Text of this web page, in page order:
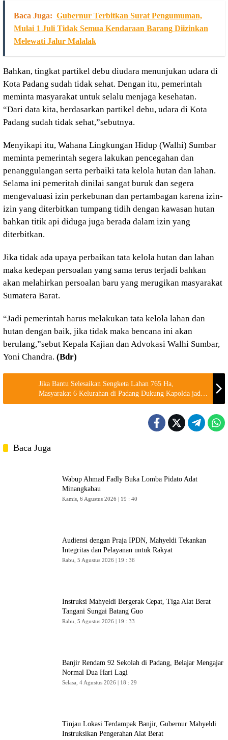
Baca Juga: Gubernur Terbitkan Surat Pengumuman,
Mulai 1 Juli Tidak Semua Kendaraan Barang Diizinkan
Melewati Jalur Malalak
Bahkan, tingkat partikel debu diudara menunjukan udara di
Kota Padang sudah tidak sehat. Dengan itu, pemerintah
meminta masyarakat untuk selalu menjaga kesehatan.
“Dari data kita, berdasarkan partikel debu, udara di Kota
Padang sudah tidak sehat,”sebutnya.
Menyikapi itu, Wahana Lingkungan Hidup (Walhi) Sumbar
meminta pemerintah segera lakukan pencegahan dan
penanggulangan serta perbaiki tata kelola hutan dan lahan.
Selama ini pemeritah dinilai sangat buruk dan segera
mengevaluasi izin perkebunan dan pertambagan karena izin-
izin yang diterbitkan tumpang tidih dengan kawasan hutan
bahkan titik api diduga juga berada dalam izin yang
diterbitkan.
Jika tidak ada upaya perbaikan tata kelola hutan dan lahan
maka kedepan persoalan yang sama terus terjadi bahkan
akan melahirkan persoalan baru yang merugikan masyarakat
Sumatera Barat.
“Jadi pemerintah harus melakukan tata kelola lahan dan
hutan dengan baik, jika tidak maka bencana ini akan
berulang,”sebut Kepala Kajian dan Advokasi Walhi Sumbar,
Yoni Chandra. (Bdr)
Jika Bantu Selesaikan Sengketa Lahan 765 Ha,
Masyarakat 6 Kelurahan di Padang Dukung Kapolda jadi
Gubernur
Baca Juga
Wabup Ahmad Fadly Buka Lomba Pidato Adat
Minangkabau
Kamis, 6 Agustus 2026 | 19 : 40
Audiensi dengan Praja IPDN, Mahyeldi Tekankan
Integritas dan Pelayanan untuk Rakyat
Rabu, 5 Agustus 2026 | 19 : 36
Instruksi Mahyeldi Bergerak Cepat, Tiga Alat Berat
Tangani Sungai Batang Guo
Rabu, 5 Agustus 2026 | 19 : 33
Banjir Rendam 92 Sekolah di Padang, Belajar Mengajar
Normal Dua Hari Lagi
Selasa, 4 Agustus 2026 | 18 : 29
Tinjau Lokasi Terdampak Banjir, Gubernur Mahyeldi
Instruksikan Pengerahan Alat Berat